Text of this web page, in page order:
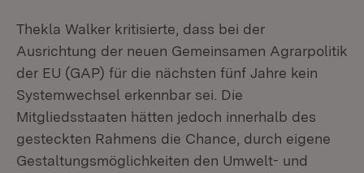
Thekla Walker kritisierte, dass bei der
Ausrichtung der neuen Gemeinsamen Agrarpolitik
der EU (GAP) für die nächsten fünf Jahre kein
Systemwechsel erkennbar sei. Die
Mitgliedsstaaten hätten jedoch innerhalb des
gesteckten Rahmens die Chance, durch eigene
Gestaltungsmöglichkeiten den Umwelt- und